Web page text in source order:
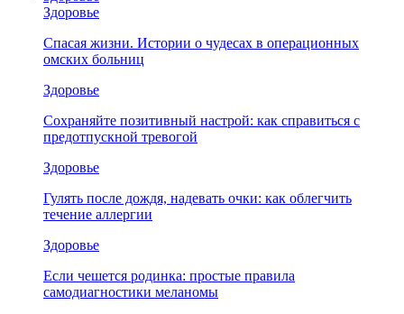
Здоровье
Спасая жизни. Истории о чудесах в операционных
омских больниц
Здоровье
Сохраняйте позитивный настрой: как справиться с
предотпускной тревогой
Здоровье
Гулять после дождя, надевать очки: как облегчить
течение аллергии
Здоровье
Если чешется родинка: простые правила
самодиагностики меланомы